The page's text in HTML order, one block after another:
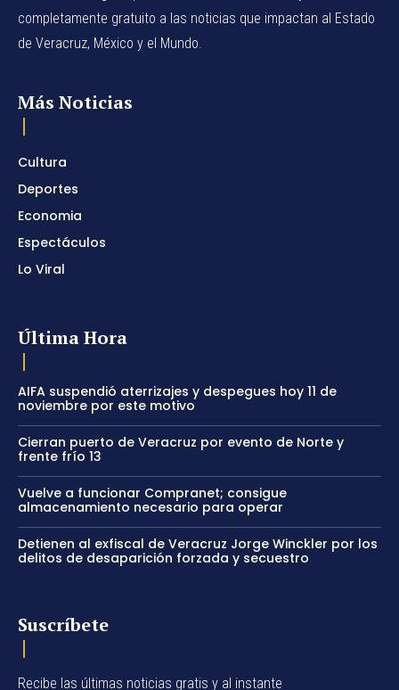
completamente gratuito a las noticias que impactan al Estado
de Veracruz, México y el Mundo.
Más Noticias
Cultura
Deportes
Economia
Espectáculos
Lo Viral
Última Hora
AIFA suspendió aterrizajes y despegues hoy 11 de
noviembre por este motivo
Cierran puerto de Veracruz por evento de Norte y
frente frío 13
Vuelve a funcionar Compranet; consigue
almacenamiento necesario para operar
Detienen al exfiscal de Veracruz Jorge Winckler por los
delitos de desaparición forzada y secuestro
Suscríbete
Recibe las últimas noticias gratis y al instante